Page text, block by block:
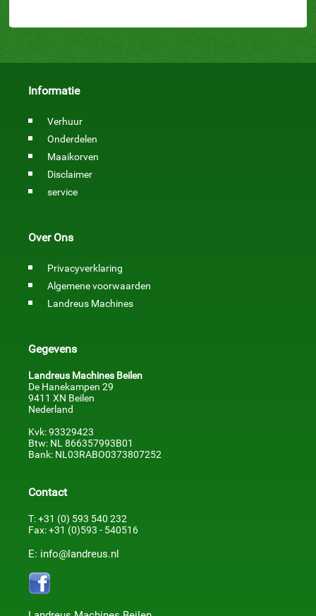
Informatie
Verhuur
Onderdelen
Maaikorven
Disclaimer
service
Over Ons
Privacyverklaring
Algemene voorwaarden
Landreus Machines
Gegevens
Landreus Machines Beilen
De Hanekampen 29
9411 XN Beilen
Nederland
Kvk: 93329423
Btw: NL 866357993B01
Bank: NL03RABO0373807252
Contact
T: +31 (0) 593 540 232
Fax: +31 (0)593 - 540516
E: info@landreus.nl